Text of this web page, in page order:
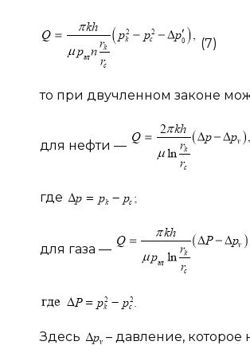
(7)
то при двучленном законе
для нефти —
где
для газа —
Здесь – давление,